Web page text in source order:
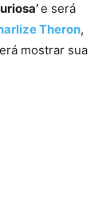
e será
Theron,
mostrar sua